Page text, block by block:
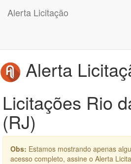
Alerta Licitação
Alerta
Licitações Rio
(RJ)
Obs: Estamos mostrando apenas
acesso completo, assine o Alerta